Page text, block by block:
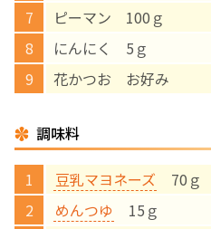
ピーマン 100ｇ
にんにく 5ｇ
花かつお お好み
調味料
豆乳マヨネーズ 70ｇ
めんつゆ
15ｇ
English